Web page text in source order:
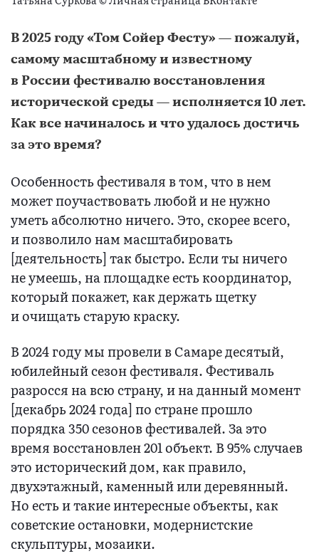
В 2025 году «Том Сойер Фесту» — пожалуй,
самому масштабному и известному
в России фестивалю восстановления
исторической среды — исполняется 10 лет.
Как все начиналось и что удалось достичь
за это время?
Особенность фестиваля в том, что в нем
может поучаствовать любой и не нужно
уметь абсолютно ничего. Это, скорее всего,
и позволило нам масштабировать
[деятельность] так быстро. Если ты ничего
не умеешь, на площадке есть координатор,
который покажет, как держать щетку
и очищать старую краску.
В 2024 году мы провели в Самаре десятый,
юбилейный сезон фестиваля. Фестиваль
разросся на всю страну, и на данный момент
[декабрь 2024 года] по стране прошло
порядка 350 сезонов фестивалей. За это
время восстановлен 201 объект. В 95% случаев
это исторический дом, как правило,
двухэтажный, каменный или деревянный.
Но есть и такие интересные объекты, как
советские остановки, модернистские
скульптуры, мозаики.